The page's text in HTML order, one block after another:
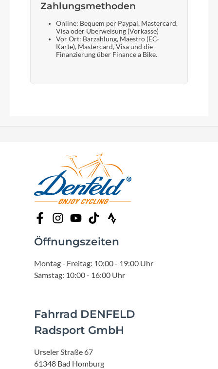
Zahlungsmethoden
Online: Bequem per Paypal, Mastercard,
Visa oder Überweisung (Vorkasse)
Vor Ort: Barzahlung, Maestro (EC-
Karte), Mastercard, Visa und die
Finanzierung über Finance a Bike.
Öffnungszeiten
Montag - Freitag: 10:00 - 19:00 Uhr
Samstag: 10:00 - 16:00 Uhr
Fahrrad DENFELD
Radsport GmbH
Urseler Straße 67
61348 Bad Homburg